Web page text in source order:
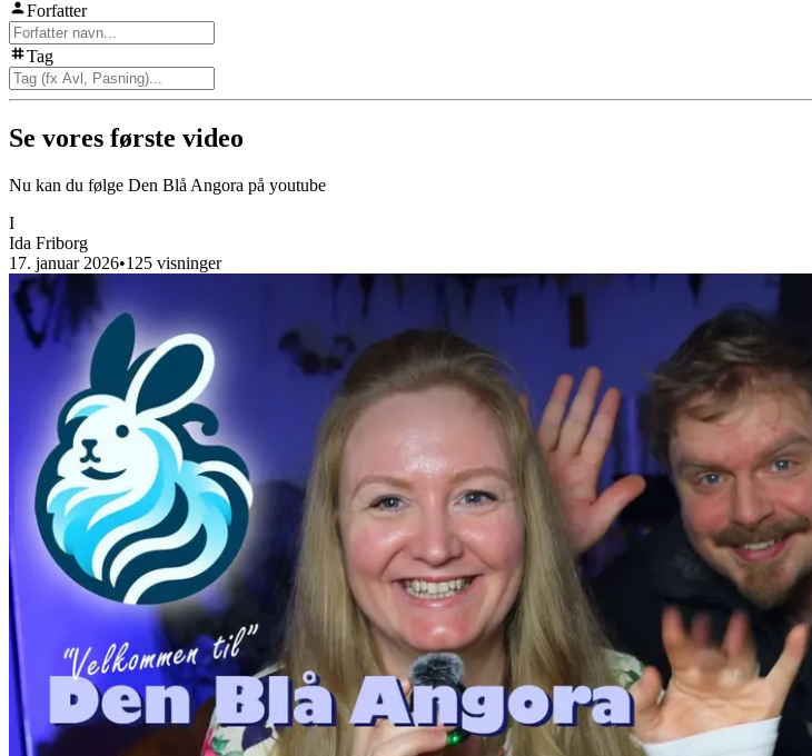
Forfatter
Tag
Se vores første video
Nu kan du følge Den Blå Angora på youtube
I
Ida Friborg
17. januar 2026•125 visninger